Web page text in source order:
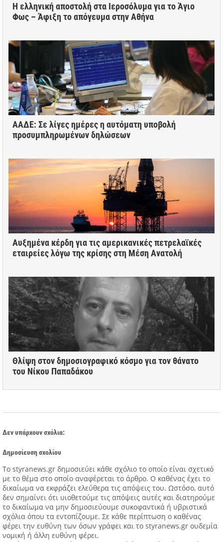
Η ελληνική αποστολή στα Ιεροσόλυμα για το Άγιο
Φως – Άφιξη το απόγευμα στην Αθήνα
ΑΑΔΕ: Σε λίγες ημέρες η αυτόματη υποβολή
προσυμπληρωμένων δηλώσεων
Αυξημένα κέρδη για τις αμερικανικές πετρελαϊκές
εταιρείες λόγω της κρίσης στη Μέση Ανατολή
Θλίψη στον δημοσιογραφικό κόσμο για τον θάνατο
του Νίκου Παπαδάκου
Δεν υπάρχουν σχόλια:
Δημοσίευση σχολίου
Tο styranews.gr δημοσιεύει κάθε σχόλιο το οποίο είναι σχετικό
με το θέμα στο οποίο αναφέρεται το άρθρο. Ο καθένας έχει το
δικαίωμα να εκφράζει ελεύθερα τις απόψεις του. Ωστόσο, αυτό
δεν σημαίνει ότι υιοθετούμε τις απόψεις αυτές και διατηρούμε
το δικαίωμα να μην δημοσιεύουμε συκοφαντικά ή υβριστικά
σχόλια όπου τα εντοπίζουμε. Σε κάθε περίπτωση ο καθένας
φέρει την ευθύνη των όσων γράφει και το styranews.gr ουδεμία
νομική ή άλλη ευθύνη φέρει.